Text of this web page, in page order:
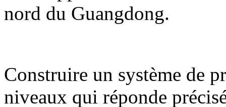
nord du Guangdong.
Construire un système de
niveaux qui réponde